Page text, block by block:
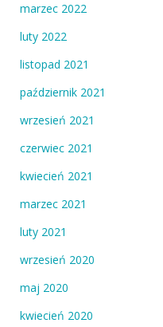
marzec 2022
luty 2022
listopad 2021
październik 2021
wrzesień 2021
czerwiec 2021
kwiecień 2021
marzec 2021
luty 2021
wrzesień 2020
maj 2020
kwiecień 2020